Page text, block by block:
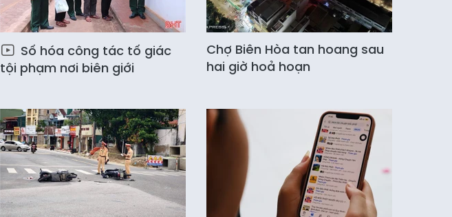
Số hóa công tác tố giác
tội phạm nơi biên giới
Chợ Biên Hòa tan hoang sau
hai giờ hoả hoạn